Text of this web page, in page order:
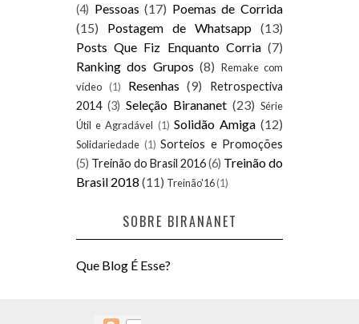
(4) Pessoas (17) Poemas de Corrida
(15)
Postagem de Whatsapp (13)
Posts Que Fiz Enquanto Corria (7)
Ranking dos Grupos (8) Remake com
vídeo
(1) Resenhas (9)
Retrospectiva
2014 (3) Seleção Birananet (23) Série
Útil e Agradável (1) Solidão Amiga (12)
Solidariedade (1) Sorteios e Promoções
(5) Treinão do Brasil 2016(6) Treinão do
Brasil 2018 (11) Treinão'16(1)
SOBRE BIRANANET
Que Blog É Esse?